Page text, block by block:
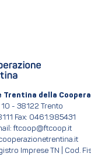
Trentina della
- 38122 Trento
Fax: 0461.985431
ftcoop@ftcoop.it
Imprese TN | Cod.